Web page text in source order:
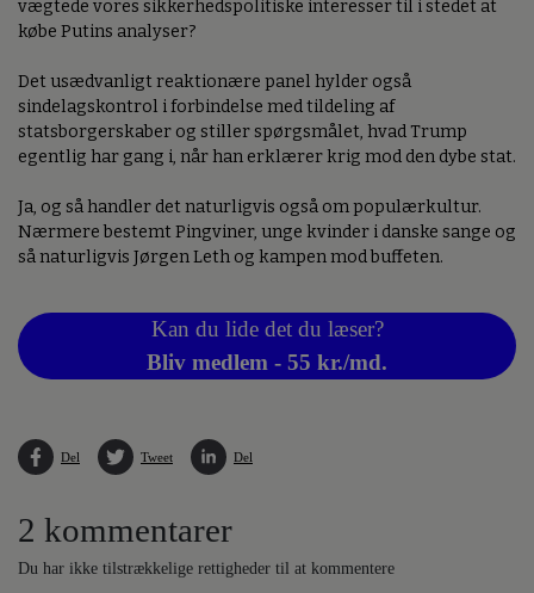
vægtede vores sikkerhedspolitiske interesser til i stedet at
købe Putins analyser?
Det usædvanligt reaktionære panel hylder også
sindelagskontrol i forbindelse med tildeling af
statsborgerskaber og stiller spørgsmålet, hvad Trump
egentlig har gang i, når han erklærer krig mod den dybe stat.
Ja, og så handler det naturligvis også om populærkultur.
Nærmere bestemt Pingviner, unge kvinder i danske sange og
så naturligvis Jørgen Leth og kampen mod buffeten.
Kan du lide det du læser?
Bliv medlem - 55 kr./md.
Del Tweet Del
2 kommentarer
Du har ikke tilstrækkelige rettigheder til at kommentere